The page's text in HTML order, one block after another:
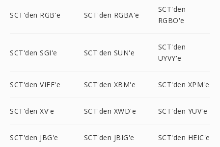
SCT'den RGB'e SCT'den RGBA'e
SCT'den
RGBO'e
SCT'den SGI'e SCT'den SUN'e
SCT'den
UYVY'e
SCT'den VIFF'e SCT'den XBM'e SCT'den XPM'e
SCT'den XV'e SCT'den XWD'e SCT'den YUV'e
SCT'den JBG'e SCT'den JBIG'e SCT'den HEIC'e